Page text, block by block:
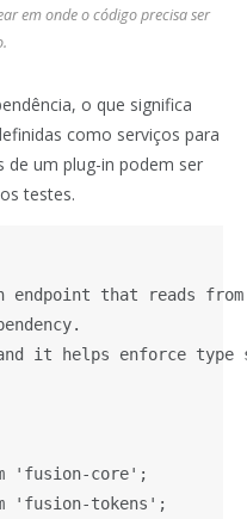
em onde o código precisa ser
o que significa
como serviços para
de um plug-in podem ser
testes.
endpoint that reads
it helps enforce type
'fusion-core';
'fusion-tokens';